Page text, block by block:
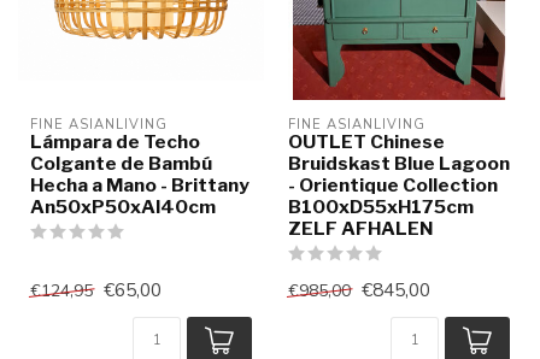
FINE ASIANLIVING
Lámpara de Techo
Colgante de Bambú
Hecha a Mano - Brittany
An50xP50xAl40cm
€124,95 €65,00
FINE ASIANLIVING
OUTLET Chinese
Bruidskast Blue Lagoon
- Orientique Collection
B100xD55xH175cm
ZELF AFHALEN
€985,00 €845,00